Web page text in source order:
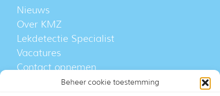
Beheer cookie toestemming
Nieuws
Over KMZ
Lekdetectie Specialist
Vacatures
Contact opnemen